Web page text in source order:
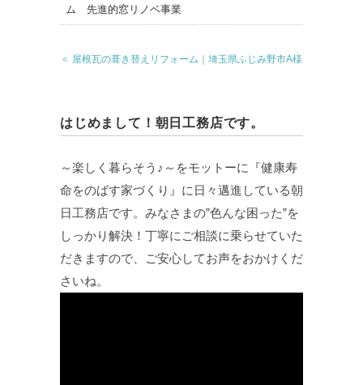
＜ 屋根瓦の葺き替えリフォーム｜埼玉県ふじみ野市A様
はじめまして！朝日工務店です。
～楽しく暮らそう♪～をモットーに『健康寿
命をのばす家づくり』に日々邁進している朝
日工務店です。みなさまの”色んな困った”を
しっかり解決！丁寧にご相談に乗らせていた
だきますので、ご安心してお声をおかけくだ
さいね。